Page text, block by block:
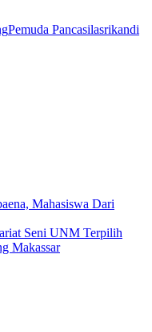
Pemuda Pancasilasrikandi
Mahasiswa Dari
Seni UNM Terpilih
Makassar